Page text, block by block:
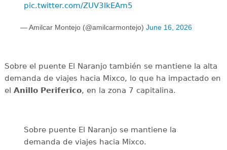
pic.twitter.com/ZUV3IkEAm5
— Amilcar Montejo (@amilcarmontejo) June 16, 2026
Sobre el puente El Naranjo también se mantiene la alta
demanda de viajes hacia Mixco, lo que ha impactado en
el Anillo Periferico, en la zona 7 capitalina.
Sobre puente El Naranjo se mantiene la
demanda de viajes hacia Mixco.